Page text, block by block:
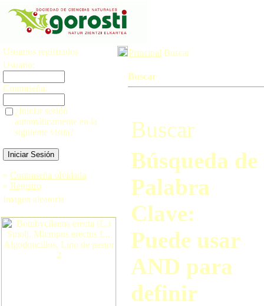
Usuarios registrados
Usuario:
Contraseña:
¿Iniciar sesión
automáticamente en la
siguiente visita?
» Contraseña olvidada
» Registro
Imagen aleatoria
Principal Buscar
Buscar
Buscar
Búsqueda de
Palabra
Clave:
Puede usar
AND para
definir